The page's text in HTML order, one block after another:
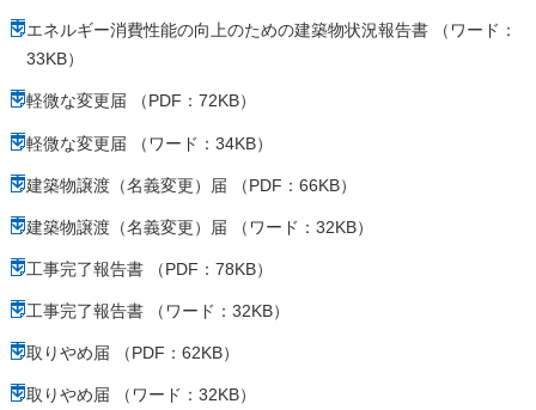
エネルギー消費性能の向上のための建築物状況報告書 （ワード：
33KB）
軽微な変更届 （PDF：72KB）
軽微な変更届 （ワード：34KB）
建築物譲渡（名義変更）届 （PDF：66KB）
建築物譲渡（名義変更）届 （ワード：32KB）
工事完了報告書 （PDF：78KB）
工事完了報告書 （ワード：32KB）
取りやめ届 （PDF：62KB）
取りやめ届 （ワード：32KB）